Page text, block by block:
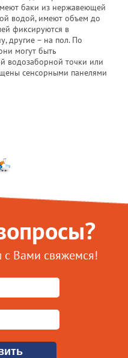
баки из нержавеющей
водой, имеют объем до
фиксируются в
другие – на пол. По
могут быть
водозаборной точки или
сенсорными панелями
с Вами свяжемся!